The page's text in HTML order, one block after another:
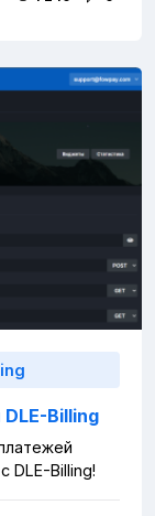
Billing
DLE-Billing!